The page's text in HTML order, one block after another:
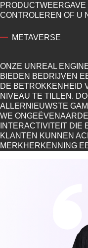
CONTROLEREN OF U
METAVERSE
ONZE UNREAL
BIEDEN BEDRIJVEN
DE BETROKKENHEID
NIVEAU TE TILLEN.
ALLERNIEUWSTE
WE
INTERACTIVITEIT DIE
KLANTEN KUNNEN
MERKHERKENNING